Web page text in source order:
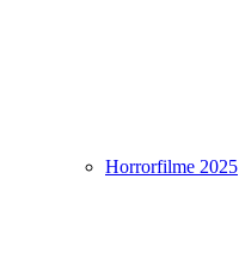
Horrorfilme 2025